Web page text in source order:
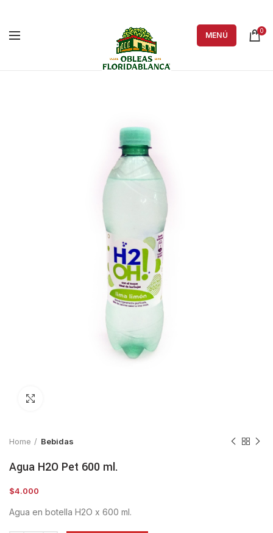
MENÚ 0
Home Bebidas
Agua H2O Pet 600 ml.
$4.000
Agua en botella H2O x 600 ml.